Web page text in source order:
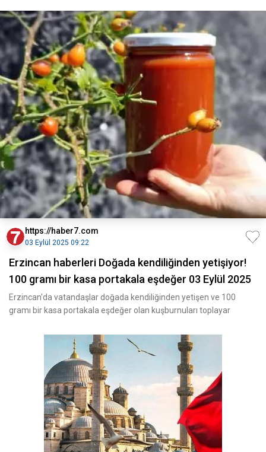
https://haber7.com
03 Eylül 2025 09:22
Erzincan haberleri Doğada kendiliğinden yetişiyor!
100 gramı bir kasa portakala eşdeğer 03 Eylül 2025
Erzincan'da vatandaşlar doğada kendiliğinden yetişen ve 100
gramı bir kasa portakala eşdeğer olan kuşburnuları toplayar